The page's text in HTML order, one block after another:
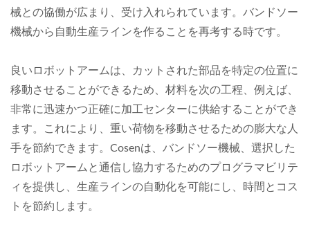
械との協働が広まり、受け入れられています。バンドソー
機械から自動生産ラインを作ることを再考する時です。
良いロボットアームは、カットされた部品を特定の位置に
移動させることができるため、材料を次の工程、例えば、
非常に迅速かつ正確に加工センターに供給することができ
ます。これにより、重い荷物を移動させるための膨大な人
手を節約できます。Cosenは、バンドソー機械、選択した
ロボットアームと通信し協力するためのプログラマビリテ
ィを提供し、生産ラインの自動化を可能にし、時間とコス
トを節約します。